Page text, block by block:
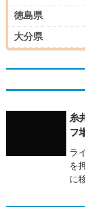
徳島県
大分県
糸
フ
ラ
を
に